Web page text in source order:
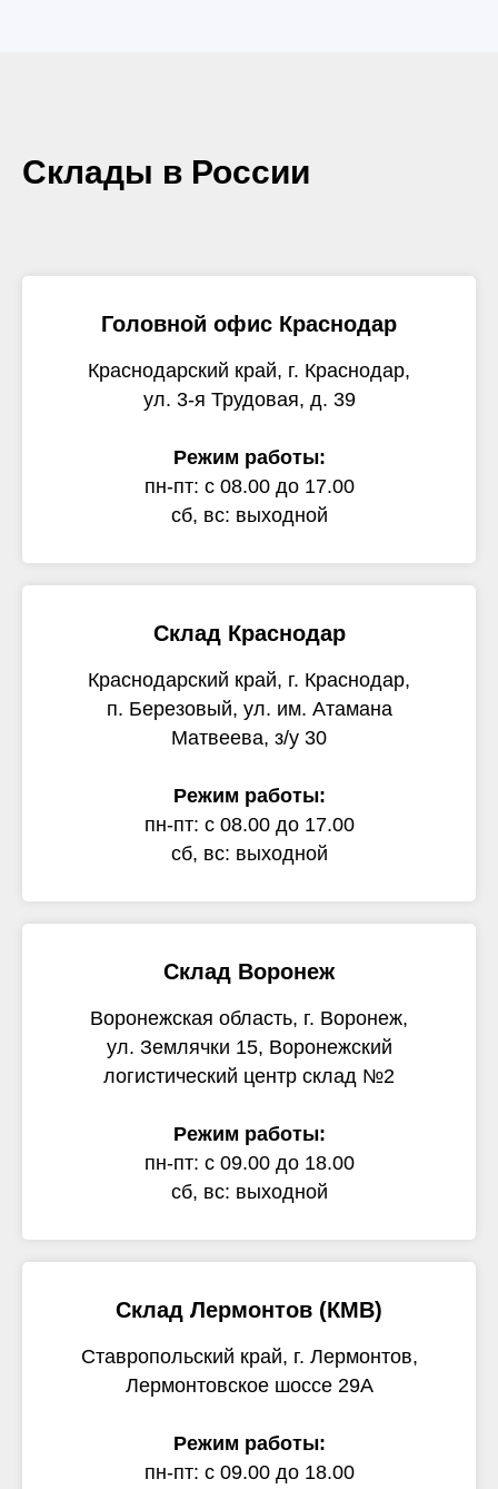
Склады в России
Головной офис Краснодар
Краснодарский край, г. Краснодар,
ул. 3-я Трудовая, д. 39
Режим работы:
пн-пт: с 08.00 до 17.00
сб, вс: выходной
Склад Краснодар
Краснодарский край, г. Краснодар,
п. Березовый, ул. им. Атамана
Матвеева, з/у 30
Режим работы:
пн-пт: с 08.00 до 17.00
сб, вс: выходной
Склад Воронеж
Воронежская область, г. Воронеж,
ул. Землячки 15, Воронежский
логистический центр склад №2
Режим работы:
пн-пт: с 09.00 до 18.00
сб, вс: выходной
Склад Лермонтов (КМВ)
Ставропольский край, г. Лермонтов,
Лермонтовское шоссе 29А
Режим работы:
пн-пт: с 09.00 до 18.00